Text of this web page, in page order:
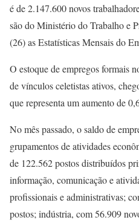
é de 2.147.600 novos
são do Ministério do Trabalho e
(26) as Estatísticas Mensais do
O estoque de empregos formais
de vínculos celetistas ativos,
que representa um aumento de
No mês passado, o saldo de
grupamentos de atividades
de 122.562 postos distribuídos
informação, comunicação e
profissionais e administrativas;
postos; indústria, com 56.909